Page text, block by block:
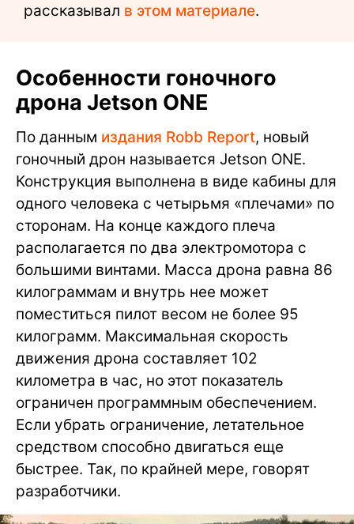
рассказывал в этом материале.
Особенности гоночного
дрона Jetson ONE
По данным издания Robb Report, новый
гоночный дрон называется Jetson ONE.
Конструкция выполнена в виде кабины для
одного человека с четырьмя «плечами» по
сторонам. На конце каждого плеча
располагается по два электромотора с
большими винтами. Масса дрона равна 86
килограммам и внутрь нее может
поместиться пилот весом не более 95
килограмм. Максимальная скорость
движения дрона составляет 102
километра в час, но этот показатель
ограничен программным обеспечением.
Если убрать ограничение, летательное
средством способно двигаться еще
быстрее. Так, по крайней мере, говорят
разработчики.